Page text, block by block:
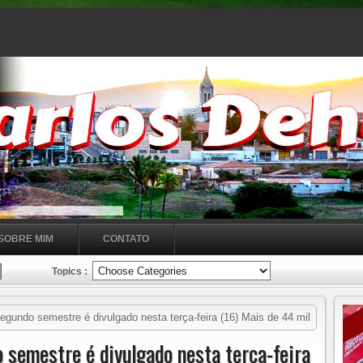
MIM CONTATO
Topics :
semestre é divulgado nesta terça-feira (16) Mais de 44 mil
semestre é divulgado nesta terça-feira